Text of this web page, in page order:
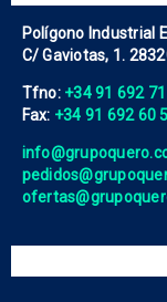
Polígono Industrial
C/ Gaviotas, 1.
Tfno: +34 91 692
Fax: +34 91 692 60